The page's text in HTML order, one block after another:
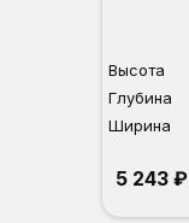
Высота
Глубина
Ширина
5 243 ₽